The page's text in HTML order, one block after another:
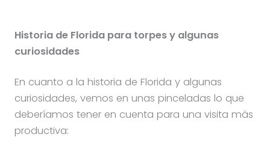
Historia de Florida para torpes y algunas
curiosidades
En cuanto a la historia de Florida y algunas
curiosidades, vemos en unas pinceladas lo que
deberíamos tener en cuenta para una visita más
productiva: